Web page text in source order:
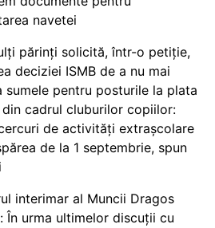
navetei
părinți solicită, într-o petiție,
deciziei ISMB de a nu mai
sumele pentru posturile la plata
cadrul cluburilor copiilor:
de activități extrașcolare
de la 1 septembrie, spun
interimar al Muncii Dragos
În urma ultimelor discuții cu